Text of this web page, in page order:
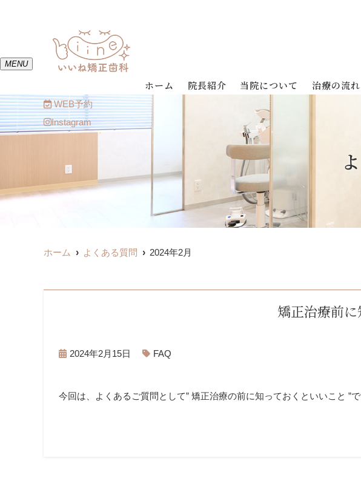
MENU
ホーム 院長紹介 当院について 治療の流れ
WEB予約
Instagram
ホーム よくある質問 2024年2月
矯正治療前
2024年2月15日 FAQ
今回は、よくあるご質問として” 矯正治療の前に知っておくといいこと ”